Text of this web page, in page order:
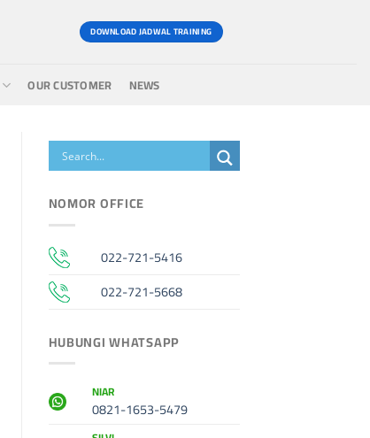
DOWNLOAD JADWAL TRAINING
OUR CUSTOMER NEWS
NOMOR OFFICE
022-721-5416
022-721-5668
HUBUNGI WHATSAPP
NIAR
0821-1653-5479